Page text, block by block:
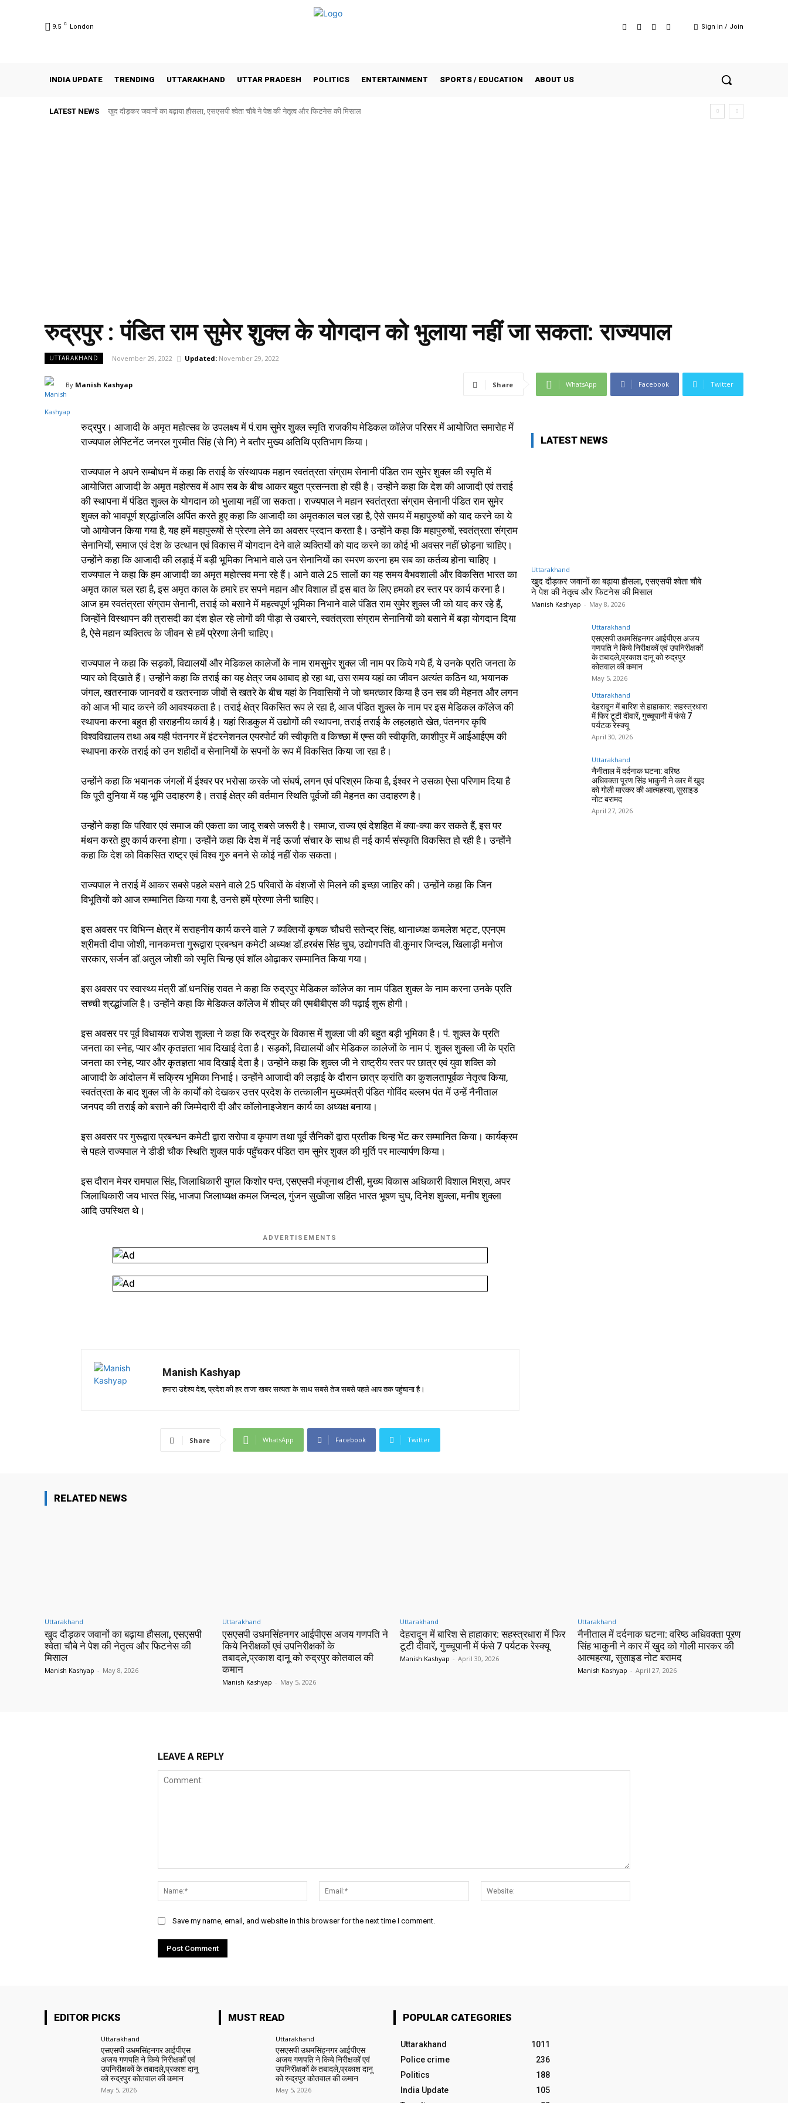
9.5 C London Sign in / Join
INDIA UPDATE TRENDING UTTARAKHAND UTTAR PRADESH POLITICS ENTERTAINMENT SPORTS / EDUCATION ABOUT US
LATEST NEWS खुद दौड़कर जवानों का बढ़ाया हौसला, एसएसपी श्वेता चौबे ने पेश की नेतृत्व और फिटनेस की मिसाल
रुद्रपुर : पंडित राम सुमेर शुक्ल के योगदान को भुलाया नहीं जा सकता: राज्यपाल
UTTARAKHAND November 29, 2022 Updated: November 29, 2022
By Manish Kashyap Share WhatsApp Facebook Twitter
रुद्रपुर। आजादी के अमृत महोत्सव के उपलक्ष्य में पं.राम सुमेर शुक्ल स्मृति राजकीय मेडिकल कॉलेज परिसर में आयोजित समारोह में
राज्यपाल लेफ्टिनेंट जनरल गुरमीत सिंह (से नि) ने बतौर मुख्य अतिथि प्रतिभाग किया।
राज्यपाल ने अपने सम्बोधन में कहा कि तराई के संस्थापक महान स्वतंत्रता संग्राम सेनानी पंडित राम सुमेर शुक्ल की स्मृति में
आयोजित आजादी के अमृत महोत्सव में आप सब के बीच आकर बहुत प्रसन्नता हो रही है। उन्होंने कहा कि देश की आजादी एवं तराई
की स्थापना में पंडित शुक्ल के योगदान को भुलाया नहीं जा सकता। राज्यपाल ने महान स्वतंत्रता संग्राम सेनानी पंडित राम सुमेर
शुक्ल को भावपूर्ण श्रद्धांजलि अर्पित करते हुए कहा कि आजादी का अमृतकाल चल रहा है, ऐसे समय में महापुरुषों को याद करने का ये
जो आयोजन किया गया है, यह हमें महापुरूषों से प्रेरणा लेने का अवसर प्रदान करता है। उन्होंने कहा कि महापुरुषों, स्वतंत्रता संग्राम
सेनानियों, समाज एवं देश के उत्थान एवं विकास में योगदान देने वाले व्यक्तियों को याद करने का कोई भी अवसर नहीं छोड़ना चाहिए।
उन्होंने कहा कि आजादी की लड़ाई में बड़ी भूमिका निभाने वाले उन सेनानियों का स्मरण करना हम सब का कर्तव्य होना चाहिए ।
राज्यपाल ने कहा कि हम आजादी का अमृत महोत्सव मना रहे हैं। आने वाले 25 सालों का यह समय वैभवशाली और विकसित भारत का
अमृत काल चल रहा है, इस अमृत काल के हमारे हर सपने महान और विशाल हों इस बात के लिए हमको हर स्तर पर कार्य करना है।
आज हम स्वतंत्रता संग्राम सेनानी, तराई को बसाने में महत्वपूर्ण भूमिका निभाने वाले पंडित राम सुमेर शुक्ल जी को याद कर रहे हैं,
जिन्होंने विस्थापन की त्रासदी का दंश झेल रहे लोगों की पीड़ा से उबारने, स्वतंत्रता संग्राम सेनानियों को बसाने में बड़ा योगदान दिया
है, ऐसे महान व्यक्तित्व के जीवन से हमें प्रेरणा लेनी चाहिए।
राज्यपाल ने कहा कि सड़कों, विद्यालयों और मेडिकल कालेजों के नाम रामसुमेर शुक्ल जी नाम पर किये गये हैं, ये उनके प्रति जनता के
प्यार को दिखाते हैं। उन्होंने कहा कि तराई का यह क्षेत्र जब आबाद हो रहा था, उस समय यहां का जीवन अत्यंत कठिन था, भयानक
जंगल, खतरनाक जानवरों व खतरनाक जीवों से खतरे के बीच यहां के निवासियों ने जो चमत्कार किया है उन सब की मेहनत और लगन
को आज भी याद करने की आवश्यकता है। तराई क्षेत्र विकसित रूप ले रहा है, आज पंडित शुक्ल के नाम पर इस मेडिकल कॉलेज की
स्थापना करना बहुत ही सराहनीय कार्य है। यहां सिडकुल में उद्योगों की स्थापना, तराई तराई के लहलहाते खेत, पंतनगर कृषि
विश्वविद्यालय तथा अब यही पंतनगर में इंटरनेशनल एयरपोर्ट की स्वीकृति व किच्छा में एम्स की स्वीकृति, काशीपुर में आईआईएम की
स्थापना करके तराई को उन शहीदों व सेनानियों के सपनों के रूप में विकसित किया जा रहा है।
उन्होंने कहा कि भयानक जंगलों में ईश्वर पर भरोसा करके जो संघर्ष, लगन एवं परिश्रम किया है, ईश्वर ने उसका ऐसा परिणाम दिया है
कि पूरी दुनिया में यह भूमि उदाहरण है। तराई क्षेत्र की वर्तमान स्थिति पूर्वजों की मेहनत का उदाहरण है।
उन्होंने कहा कि परिवार एवं समाज की एकता का जादू सबसे जरूरी है। समाज, राज्य एवं देशहित में क्या-क्या कर सकते हैं, इस पर
मंथन करते हुए कार्य करना होगा। उन्होंने कहा कि देश में नई ऊर्जा संचार के साथ ही नई कार्य संस्कृति विकसित हो रही है। उन्होंने
कहा कि देश को विकसित राष्ट्र एवं विश्व गुरु बनने से कोई नहीं रोक सकता।
राज्यपाल ने तराई में आकर सबसे पहले बसने वाले 25 परिवारों के वंशजों से मिलने की इच्छा जाहिर की। उन्होंने कहा कि जिन
विभूतियों को आज सम्मानित किया गया है, उनसे हमें प्रेरणा लेनी चाहिए।
इस अवसर पर विभिन्न क्षेत्र में सराहनीय कार्य करने वाले 7 व्यक्तियों कृषक चौधरी सतेन्द्र सिंह, थानाध्यक्ष कमलेश भट्ट, एएनएम
श्रीमती दीपा जोशी, नानकमत्ता गुरूद्वारा प्रबन्धन कमेटी अध्यक्ष डॉ.हरबंस सिंह चुघ, उद्योगपति वी.कुमार जिन्दल, खिलाड़ी मनोज
सरकार, सर्जन डॉ.अतुल जोशी को स्मृति चिन्ह एवं शॉल ओढ़ाकर सम्मानित किया गया।
इस अवसर पर स्वास्थ्य मंत्री डॉ.धनसिंह रावत ने कहा कि रुद्रपुर मेडिकल कॉलेज का नाम पंडित शुक्ल के नाम करना उनके प्रति
सच्ची श्रद्धांजलि है। उन्होंने कहा कि मेडिकल कॉलेज में शीघ्र की एमबीबीएस की पढ़ाई शुरू होगी।
इस अवसर पर पूर्व विधायक राजेश शुक्ला ने कहा कि रुद्रपुर के विकास में शुक्ला जी की बहुत बड़ी भूमिका है। पं. शुक्ल के प्रति
जनता का स्नेह, प्यार और कृतज्ञता भाव दिखाई देता है। सड़कों, विद्यालयों और मेडिकल कालेजों के नाम पं. शुक्ल शुक्ला जी के प्रति
जनता का स्नेह, प्यार और कृतज्ञता भाव दिखाई देता है। उन्होंने कहा कि शुक्ल जी ने राष्ट्रीय स्तर पर छात्र एवं युवा शक्ति को
आजादी के आंदोलन में सक्रिय भूमिका निभाई। उन्होंने आजादी की लड़ाई के दौरान छात्र क्रांति का कुशलतापूर्वक नेतृत्व किया,
स्वतंत्रता के बाद शुक्ल जी के कार्यों को देखकर उत्तर प्रदेश के तत्कालीन मुख्यमंत्री पंडित गोविंद बल्लभ पंत में उन्हें नैनीताल
जनपद की तराई को बसाने की जिम्मेदारी दी और कॉलोनाइजेशन कार्य का अध्यक्ष बनाया।
इस अवसर पर गुरूद्वारा प्रबन्धन कमेटी द्वारा सरोपा व कृपाण तथा पूर्व सैनिकों द्वारा प्रतीक चिन्ह भेंट कर सम्मानित किया। कार्यक्रम
से पहले राज्यपाल ने डीडी चौक स्थिति शुक्ल पार्क पहुॅचकर पंडित राम सुमेर शुक्ल की मूर्ति पर माल्यार्पण किया।
इस दौरान मेयर रामपाल सिंह, जिलाधिकारी युगल किशोर पन्त, एसएसपी मंजूनाथ टीसी, मुख्य विकास अधिकारी विशाल मिश्रा, अपर
जिलाधिकारी जय भारत सिंह, भाजपा जिलाध्यक्ष कमल जिन्दल, गुंजन सुखीजा सहित भारत भूषण चुघ, दिनेश शुक्ला, मनीष शुक्ला
आदि उपस्थित थे।
ADVERTISEMENTS
Manish Kashyap
हमारा उद्देश्य देश, प्रदेश की हर ताजा खबर सत्यता के साथ सबसे तेज सबसे पहले आप तक पहुंचाना है।
Share WhatsApp Facebook Twitter
LATEST NEWS
Uttarakhand
खुद दौड़कर जवानों का बढ़ाया हौसला, एसएसपी श्वेता चौबे
ने पेश की नेतृत्व और फिटनेस की मिसाल
Manish Kashyap - May 8, 2026
Uttarakhand
एसएसपी उधमसिंहनगर आईपीएस अजय
गणपति ने किये निरीक्षकों एवं उपनिरीक्षकों
के तबादले,प्रकाश दानू को रुद्रपुर
कोतवाल की कमान
May 5, 2026
Uttarakhand
देहरादून में बारिश से हाहाकार: सहस्त्रधारा
में फिर टूटी दीवारें, गुच्चूपानी में फंसे 7
पर्यटक रेस्क्यू
April 30, 2026
Uttarakhand
नैनीताल में दर्दनाक घटना: वरिष्ठ
अधिवक्ता पूरण सिंह भाकुनी ने कार में खुद
को गोली मारकर की आत्महत्या, सुसाइड
नोट बरामद
April 27, 2026
RELATED NEWS
Uttarakhand
खुद दौड़कर जवानों का बढ़ाया हौसला, एसएसपी
श्वेता चौबे ने पेश की नेतृत्व और फिटनेस की
मिसाल
Manish Kashyap - May 8, 2026
Uttarakhand
एसएसपी उधमसिंहनगर आईपीएस अजय गणपति ने
किये निरीक्षकों एवं उपनिरीक्षकों के
तबादले,प्रकाश दानू को रुद्रपुर कोतवाल की
कमान
Manish Kashyap - May 5, 2026
Uttarakhand
देहरादून में बारिश से हाहाकार: सहस्त्रधारा में फिर
टूटी दीवारें, गुच्चूपानी में फंसे 7 पर्यटक रेस्क्यू
Manish Kashyap - April 30, 2026
Uttarakhand
नैनीताल में दर्दनाक घटना: वरिष्ठ अधिवक्ता पूरण
सिंह भाकुनी ने कार में खुद को गोली मारकर की
आत्महत्या, सुसाइड नोट बरामद
Manish Kashyap - April 27, 2026
LEAVE A REPLY
Name:*
Email:*
Save my name, email, and website in this browser for the next time I comment.
EDITOR PICKS
Uttarakhand
एसएसपी उधमसिंहनगर आईपीएस
अजय गणपति ने किये निरीक्षकों एवं
उपनिरीक्षकों के तबादले,प्रकाश दानू
को रुद्रपुर कोतवाल की कमान
May 5, 2026
MUST READ
Uttarakhand
एसएसपी उधमसिंहनगर आईपीएस
अजय गणपति ने किये निरीक्षकों एवं
उपनिरीक्षकों के तबादले,प्रकाश दानू
को रुद्रपुर कोतवाल की कमान
May 5, 2026
POPULAR CATEGORIES
Uttarakhand
1011
Police crime
236
Politics
188
India Update
105